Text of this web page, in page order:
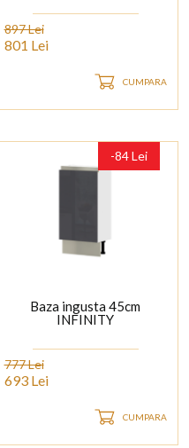
897 Lei
801 Lei
CUMPARA
-84 Lei
Baza ingusta 45cm
INFINITY
777 Lei
693 Lei
CUMPARA